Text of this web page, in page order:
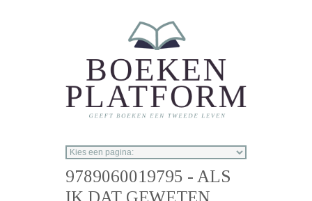
9789060019795 - ALS
IK DAT GEWETEN